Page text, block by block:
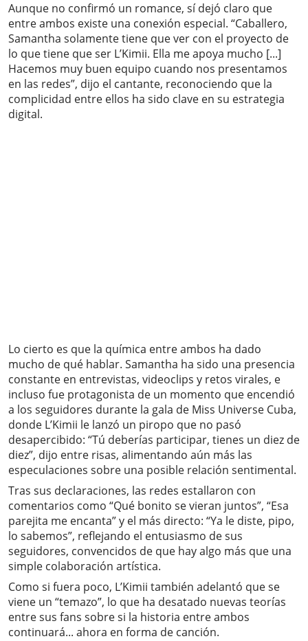
Aunque no confirmó un romance, sí dejó claro que
entre ambos existe una conexión especial. “Caballero,
Samantha solamente tiene que ver con el proyecto de
lo que tiene que ser L’Kimii. Ella me apoya mucho [...]
Hacemos muy buen equipo cuando nos presentamos
en las redes”, dijo el cantante, reconociendo que la
complicidad entre ellos ha sido clave en su estrategia
digital.
Lo cierto es que la química entre ambos ha dado
mucho de qué hablar. Samantha ha sido una presencia
constante en entrevistas, videoclips y retos virales, e
incluso fue protagonista de un momento que encendió
a los seguidores durante la gala de Miss Universe Cuba,
donde L’Kimii le lanzó un piropo que no pasó
desapercibido: “Tú deberías participar, tienes un diez de
diez”, dijo entre risas, alimentando aún más las
especulaciones sobre una posible relación sentimental.
Tras sus declaraciones, las redes estallaron con
comentarios como “Qué bonito se vieran juntos”, “Esa
parejita me encanta” y el más directo: “Ya le diste, pipo,
lo sabemos”, reflejando el entusiasmo de sus
seguidores, convencidos de que hay algo más que una
simple colaboración artística.
Como si fuera poco, L’Kimii también adelantó que se
viene un “temazo”, lo que ha desatado nuevas teorías
entre sus fans sobre si la historia entre ambos
continuará... ahora en forma de canción.